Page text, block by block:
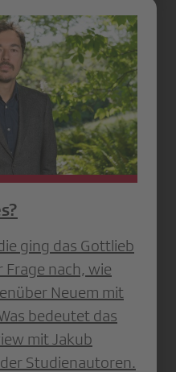
ging das Gottlieb
nach, wie
Neuem mit
bedeutet das
mit Jakub
Studienautoren.